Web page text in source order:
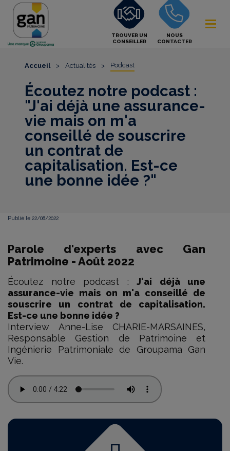
TROUVER UN
CONSEILLER
NOUS
CONTACTER
Accueil > Actualités > Podcast
Écoutez notre podcast :
"J'ai déjà une assurance-
vie mais on m'a
conseillé de souscrire
un contrat de
capitalisation. Est-ce
une bonne idée ?"
Publié le 22/08/2022
Parole d'experts avec Gan
Patrimoine - Août 2022
Écoutez notre podcast : J'ai déjà une
assurance-vie mais on m'a conseillé de
souscrire un contrat de capitalisation.
Est-ce une bonne idée ?
Interview Anne-Lise CHARIE-MARSAINES,
Responsable Gestion de Patrimoine et
Ingénierie Patrimoniale de Groupama Gan
Vie.